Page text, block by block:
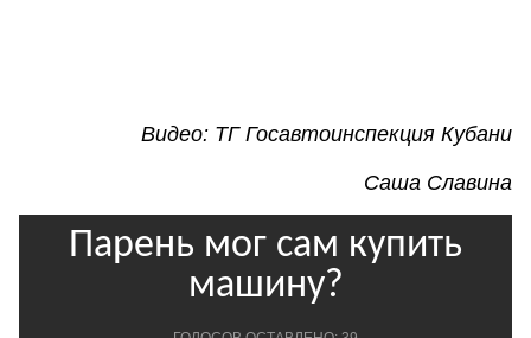
Видео: ТГ Госавтоинспекция Кубани
Саша Славина